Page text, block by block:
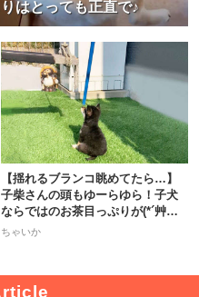
はとっても正直で♪
【揺れるブランコ眺めてたら…】
子柴さんの頭もゆーらゆら！子犬
ならではのお茶目っぷりが(*´艸｀)
♡
ちゃいか